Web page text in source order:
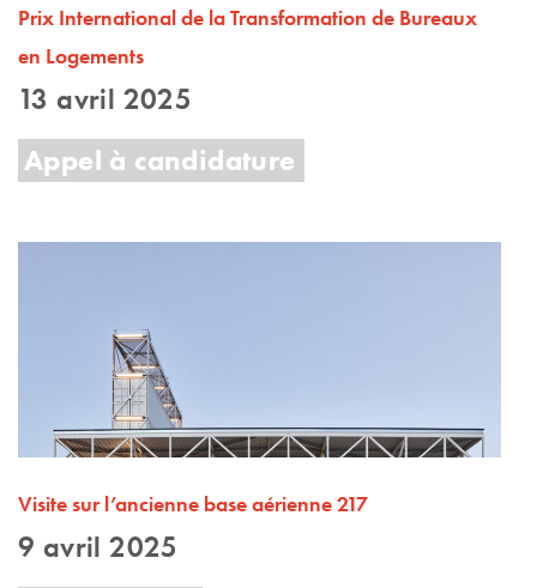
Prix International de la Transformation de Bureaux
en Logements
13 avril 2025
Appel à candidature
Visite sur l’ancienne base aérienne 217
9 avril 2025